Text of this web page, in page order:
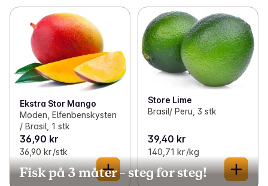
Ekstra Stor Mango
Moden, Elfenbenskysten
/ Brasil, 1 stk
36,90 kr
36,90 kr /stk
Store Lime
Brasil/ Peru, 3 stk
39,40 kr
140,71 kr /kg
Fisk på 3 måter – steg for steg!